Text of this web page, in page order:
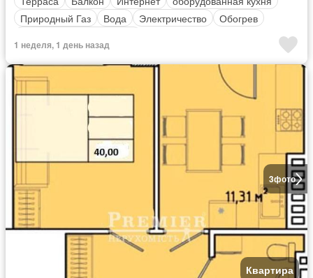
Природный Газ
Вода Электричество
Обогрев
1 неделя, 1 день назад
3фото
Квартира